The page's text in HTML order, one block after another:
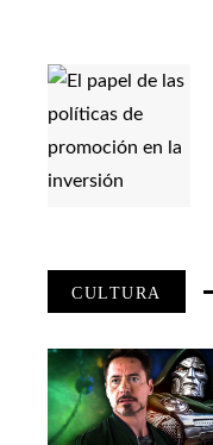
CULTURA